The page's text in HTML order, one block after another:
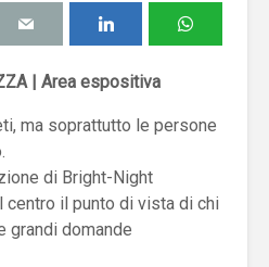
| Area espositiva
ma soprattutto le persone
di Bright-Night
il punto di vista di chi
grandi domande